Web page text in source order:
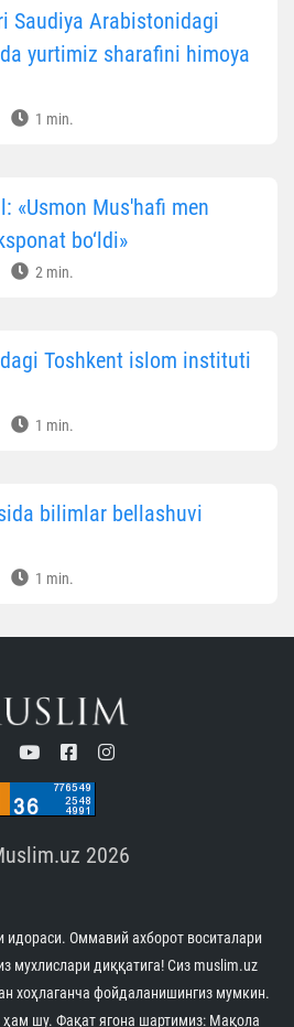
Saudiya Arabistonidagi
yurtimiz sharafini himoya
1 min.
«Usmon Mus'hafi men
bo‘ldi»
2 min.
Toshkent islom instituti
1 min.
bilimlar bellashuvi
1 min.
2026
Оммавий ахборот воситалари
мухлислари диққатига! Сиз muslim.uz
хоҳлаганча фойдаланишингиз мумкин.
ҳам шу. Фақат ягона шартимиз: Мақола